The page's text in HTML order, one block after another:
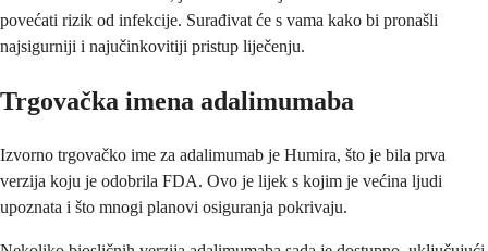
povećati rizik od infekcije. Surađivat će s vama kako bi pronašli
najsigurniji i najučinkovitiji pristup liječenju.
Trgovačka imena adalimumaba
Izvorno trgovačko ime za adalimumab je Humira, što je bila prva
verzija koju je odobrila FDA. Ovo je lijek s kojim je većina ljudi
upoznata i što mnogi planovi osiguranja pokrivaju.